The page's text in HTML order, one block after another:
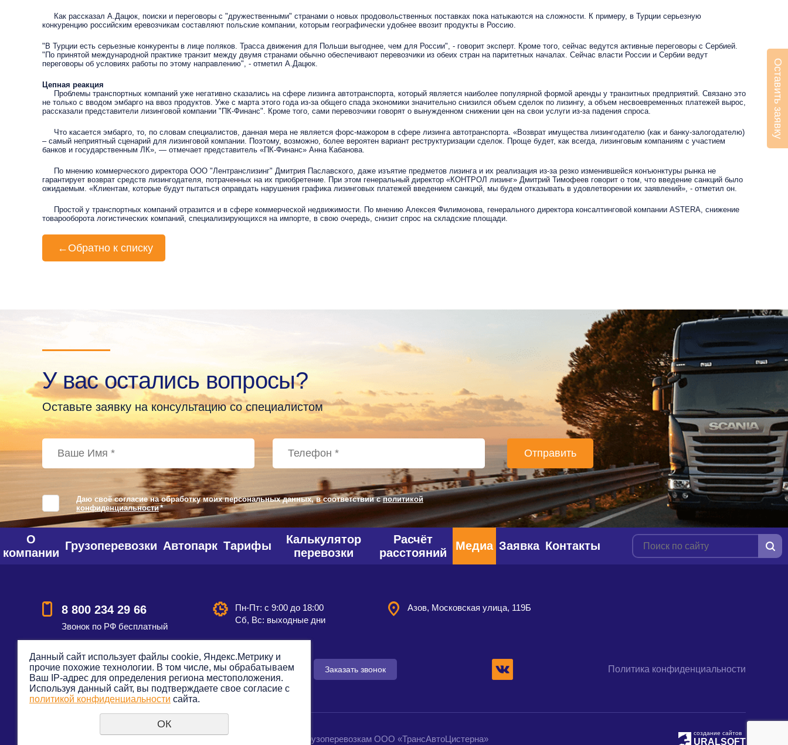
Как рассказал А.Дацюк, поиски и переговоры с "дружественными" странами о новых продовольственных поставках пока натыкаются на сложности. К примеру, в Турции серьезную
конкуренцию российским еревозчикам составляют польские компании, которым географически удобнее ввозит продукты в Россию.
"В Турции есть серьезные конкуренты в лице поляков. Трасса движения для Польши выгоднее, чем для России", - говорит эксперт. Кроме того, сейчас ведутся активные переговоры с Сербией.
"По принятой международной практике транзит между двумя странами обычно обеспечивают перевозчики из обеих стран на паритетных началах. Сейчас власти России и Сербии ведут
переговоры об условиях работы по этому направлению", - отметил А.Дацюк.
Цепная реакция
Проблемы транспортных компаний уже негативно сказались на сфере лизинга автотранспорта, который является наиболее популярной формой аренды у транзитных предприятий. Связано это
не только с вводом эмбарго на ввоз продуктов. Уже с марта этого года из-за общего спада экономики значительно снизился объем сделок по лизингу, а объем несвоевременных платежей вырос,
рассказали представители лизинговой компании "ПК-Финанс". Кроме того, сами перевозчики говорят о вынужденном снижении цен на свои услуги из-за падения спроса.
Что касается эмбарго, то, по словам специалистов, данная мера не является форс-мажором в сфере лизинга автотранспорта. «Возврат имущества лизингодателю (как и банку-залогодателю)
– самый неприятный сценарий для лизинговой компании. Поэтому, возможно, более вероятен вариант реструктуризации сделок. Проще будет, как всегда, лизинговым компаниям с участием
банков и государственным ЛК», — отмечает представитель «ПК-Финанс» Анна Кабанова.
По мнению коммерческого директора ООО "Лентранслизинг" Дмитрия Паславского, даже изъятие предметов лизинга и их реализация из-за резко изменившейся конъюнктуры рынка не
гарантирует возврат средств лизингодателя, потраченных на их приобретение. При этом генеральный директор «КОНТРОЛ лизинг» Дмитрий Тимофеев говорит о том, что введение санкций было
ожидаемым. «Клиентам, которые будут пытаться оправдать нарушения графика лизинговых платежей введением санкций, мы будем отказывать в удовлетворении их заявлений», - отметил он.
Простой у транспортных компаний отразится и в сфере коммерческой недвижимости. По мнению Алексея Филимонова, генерального директора консалтинговой компании ASTERA, снижение
товарооборота логистических компаний, специализирующихся на импорте, в свою очередь, снизит спрос на складские площади.
← Обратно к списку
У вас остались вопросы?
Оставьте заявку на консультацию со специалистом
Даю своё согласие на обработку моих персональных данных, в соответствии сполитикой
конфиденциальности*
О
компании
Грузоперевозки Автопарк Тарифы
Калькулятор
перевозки
Расчёт
расстояний
Медиа Заявка Контакты
8 800 234 29 66
Звонок по РФ бесплатный
Пн-Пт: с 9:00 до 18:00
Сб, Вс: выходные дни
Азов, Московская улица, 119Б
Смотреть на карте Оставить заявку Заказать звонок Политика конфиденциальности
© 2012—2023. Все права защищены. Транспортная компания по грузоперевозкам ООО «ТрансАвтоЦистерна»
создание сайтов
URALSOFT
Оставить заявку
Данный сайт использует файлы cookie, Яндекс.Метрику и
прочие похожие технологии. В том числе, мы обрабатываем
Ваш IP-адрес для определения региона местоположения.
Используя данный сайт, вы подтверждаете свое согласие с
политикой конфиденциальности сайта.
ОК